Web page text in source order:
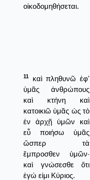
οἰκοδομηθήσεται.
11
καὶ πληθυνῶ ἐφ'
ὑμᾶς ἀνθρώπους
καὶ κτήνη καὶ
κατοικιῶ ὑμᾶς ὡς τὸ
ἐν ἀρχῇ ὑμῶν καὶ
εὖ ποιήσω ὑμᾶς
ὥσπερ τὰ
ἔμπροσθεν ὑμῶν·
καὶ γνώσεσθε ὅτι
ἐγώ εἰμι Κύριος.